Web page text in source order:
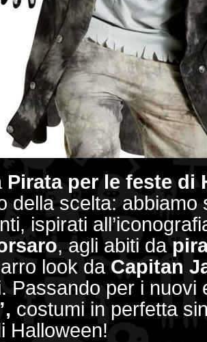
Pirata per le feste di
della scelta:
ispirati
, agli abiti da
look daCapitan
Passando per i
costumi in perfetta
Halloween!